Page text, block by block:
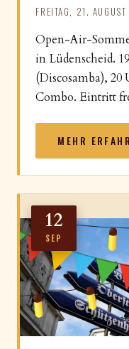
FREITAG, 21.
Open-Air-
in Lüdenscheid.
(Discosamba),
Combo. Eintritt
MEHR
12
SEP